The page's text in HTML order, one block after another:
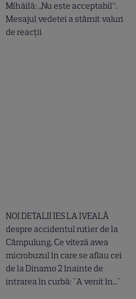
Mihăilă: „Nu este acceptabil”.
Mesajul vedetei a stârnit valuri
de reacții
NOI DETALII IES LA IVEALĂ
despre accidentul rutier de la
Câmpulung. Ce viteză avea
microbuzul în care se aflau cei
de la Dinamo 2 înainte de
intrarea în curbă: "A venit în..."